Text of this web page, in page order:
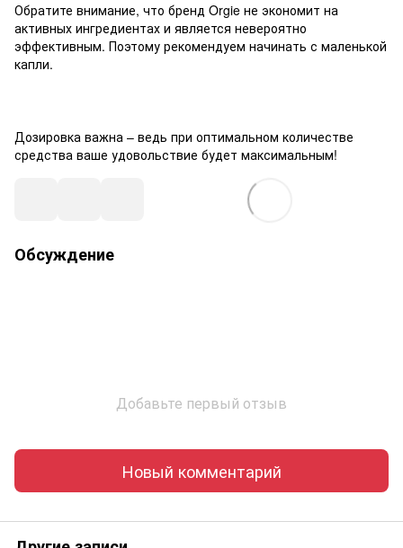
Обратите внимание, что бренд Orgie не экономит на
активных ингредиентах и является невероятно
эффективным. Поэтому рекомендуем начинать с маленькой
капли.
Дозировка важна – ведь при оптимальном количестве
средства ваше удовольствие будет максимальным!
Обсуждение
Добавьте первый отзыв
Новый комментарий